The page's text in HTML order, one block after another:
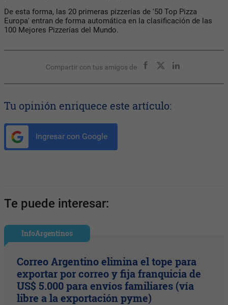
De esta forma, las 20 primeras pizzerías de '50 Top Pizza
Europa' entran de forma automática en la clasificación de las
100 Mejores Pizzerías del Mundo.
Compartir con tus amigos de
Tu opinión enriquece este artículo:
Ingresar con Google
Te puede interesar:
InfoArgentinos
Correo Argentino elimina el tope para
exportar por correo y fija franquicia de
US$ 5.000 para envíos familiares (vía
libre a la exportación pyme)